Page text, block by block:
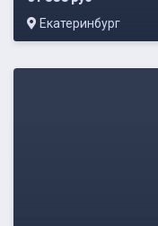
Екатеринбург